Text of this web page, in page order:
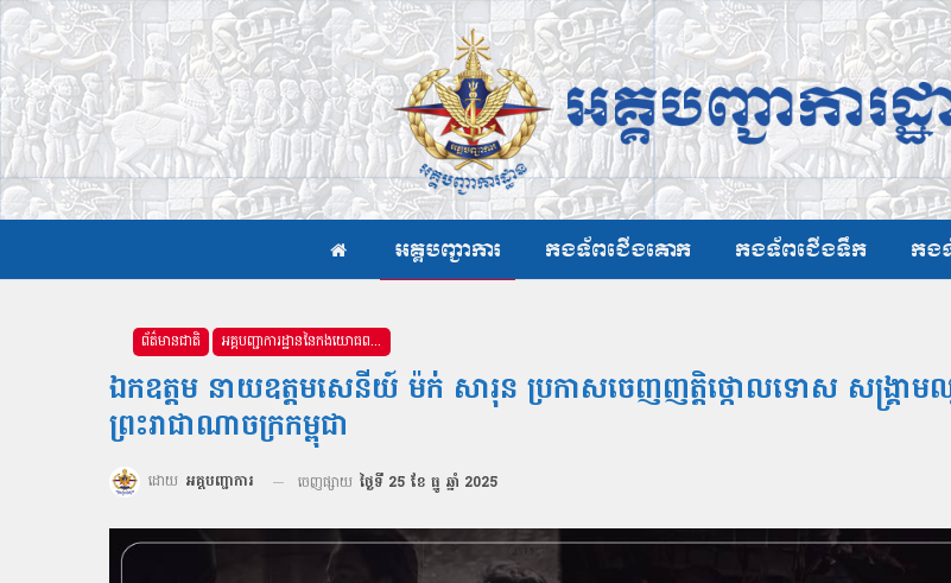
អគ្គបញ្ជាការ កងទ័ពជើងគោក កងទ័ពជើងទឹក កង
ព័ត៌មានជាតិ អគ្គបញ្ជាការដ្ឋាននៃកងយោធពលខេមរភូមិន្ទ
ឯកឧត្ដម នាយឧត្ដមសេនីយ៍ ម៉ក់ សារុន ប្រកាសចេញញត្តិថ្កោលទោស សង្គ្រាម
ព្រះរាជាណាចក្រកម្ពុជា
ដោយ អគ្គបញ្ជាការ ចេញផ្សាយ ថ្ងៃទី 25 ខែ ធ្នូ ឆ្នាំ 2025